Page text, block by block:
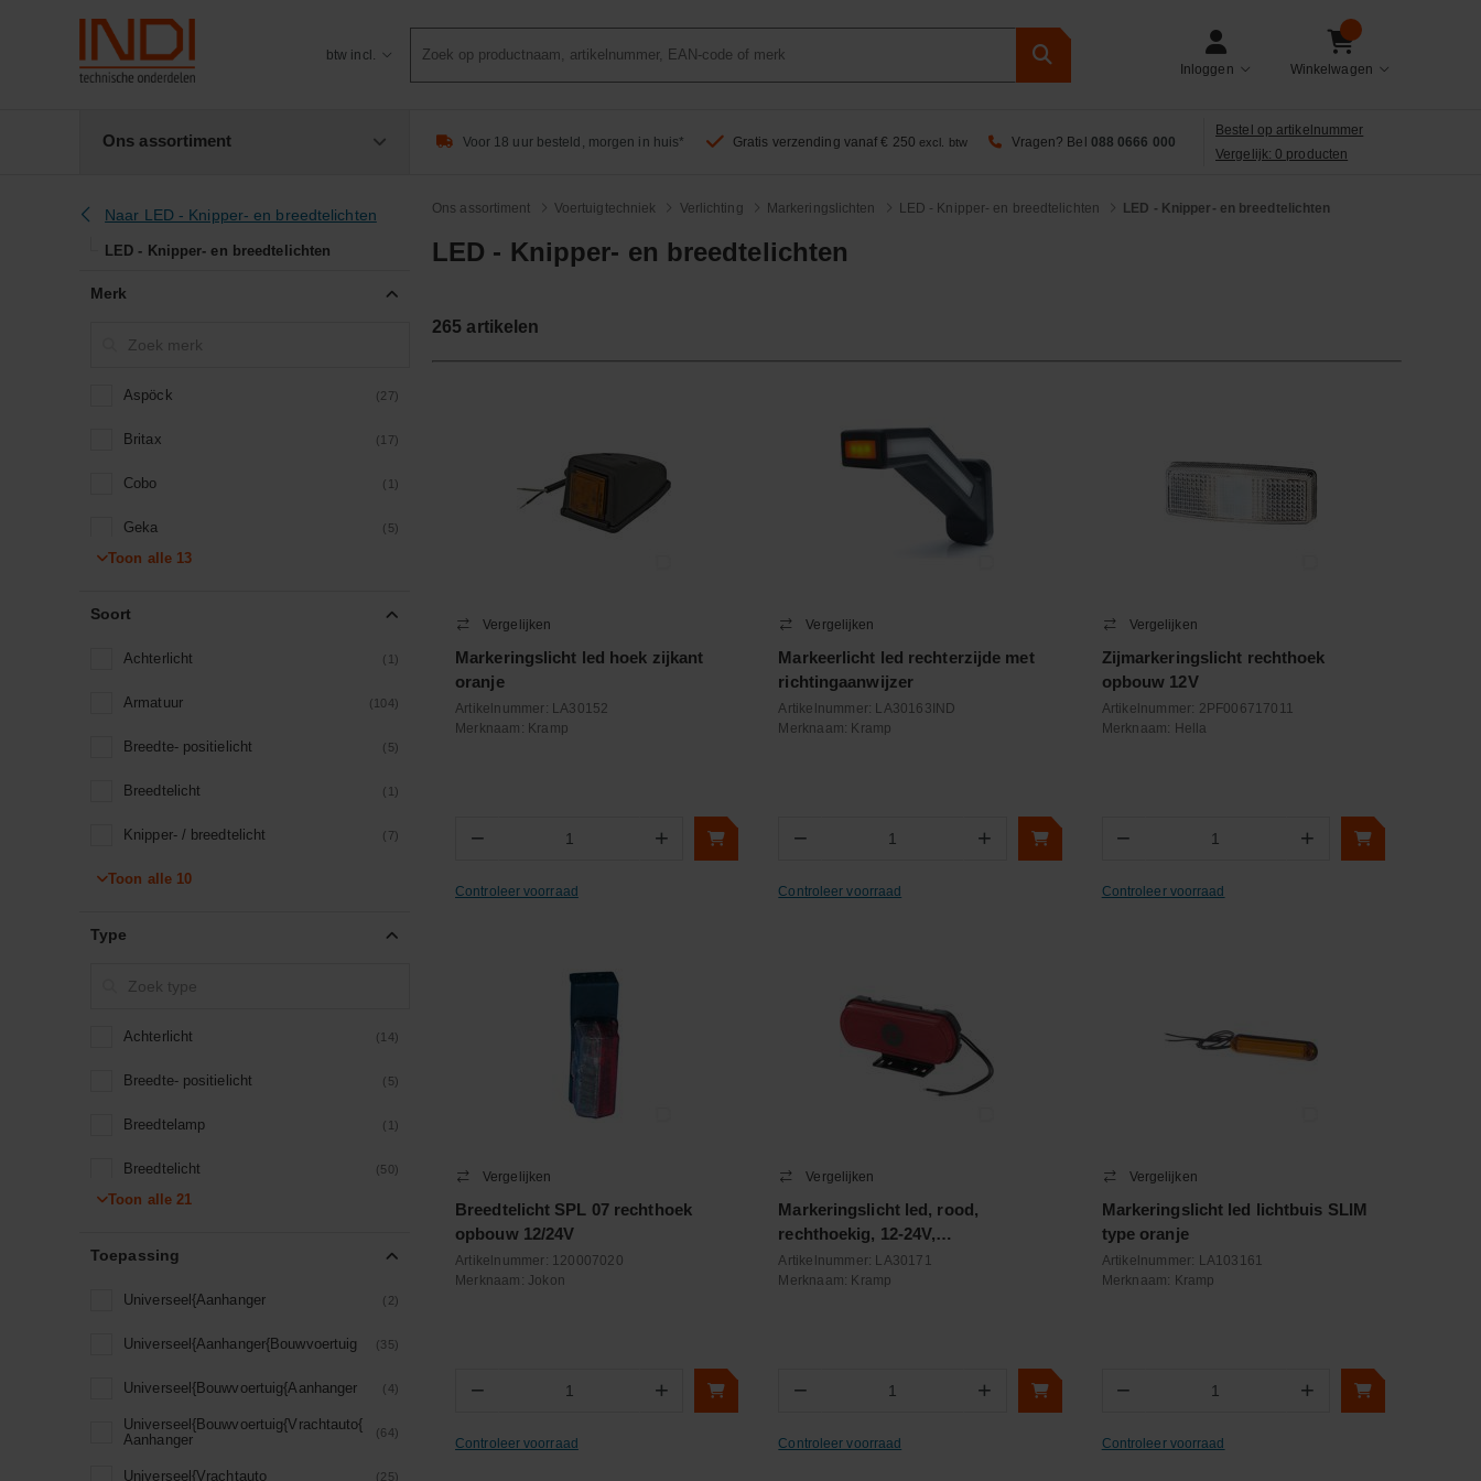
btw incl.
zoeken
Inloggen Winkelwagen
Ons assortiment Voor 18 uur besteld, morgen in huis* Gratis verzending vanaf € 250 excl. btw Vragen? Bel 088 0666 000
Bestel op artikelnummer
Vergelijk: 0 producten
Naar LED - Knipper- en breedtelichten
LED - Knipper- en breedtelichten
Merk
Aspöck (27)
Britax (17)
Cobo (1)
Geka (5)
Hella ValueFit (18)
Jokon (6)
Kramp (112)
Promot (1)
Sacex (3)
Unbranded (16)
Vignal
Toon alle 13
Soort
Achterlicht (1)
Armatuur (104)
Breedte- positielicht (5)
Breedtelicht (1)
Knipper- / breedtelicht (7)
LED verlichting
Toon alle 10
Type
Achterlicht (14)
Breedte- positielicht (5)
Breedtelamp (1)
Breedtelicht (50)
Contourlamp (21)
Contourlamp zijkant (12)
Contourverlichting (12)
Flitslamp (1)
Houder positielamp (1)
Knipper- breedtelicht (1)
Toon alle21
Toepassing
Universeel{Aanhanger (2)
Universeel{Aanhanger{Bouwvoertuig (35)
Universeel{Bouwvoertuig{Aanhanger (4)
Universeel{Bouwvoertuig{Vrachtauto{
Aanhanger
(64)
Universeel{Vrachtauto (25)
Ons assortiment Voertuigtechniek Verlichting Markeringslichten LED - Knipper- en breedtelichten LED - Knipper- en breedtelichten
LED - Knipper- en breedtelichten
265 artikelen
Vergelijken
Markeringslicht led hoek zijkant
oranje
Artikelnummer: LA30152
Merknaam: Kramp
− +
Controleer voorraad
Vergelijken
Markeerlicht led rechterzijde met
richtingaanwijzer
Artikelnummer: LA30163IND
Merknaam: Kramp
− +
Controleer voorraad
Vergelijken
Zijmarkeringslicht rechthoek
opbouw 12V
Artikelnummer: 2PF006717011
Merknaam: Hella
− +
Controleer voorraad
Vergelijken
Breedtelicht SPL 07 rechthoek
opbouw 12/24V
Artikelnummer: 120007020
Merknaam: Jokon
− +
Controleer voorraad
Vergelijken
Markeringslicht led, rood,
rechthoekig, 12-24V,
133,8x53x25mm, "SAFETY LINE",
Kramp logo
Artikelnummer: LA30171
Merknaam: Kramp
− +
Controleer voorraad
Vergelijken
Markeringslicht led lichtbuis SLIM
type oranje
Artikelnummer: LA103161
Merknaam: Kramp
− +
Controleer voorraad